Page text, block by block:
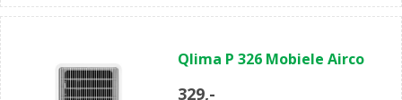
van
Qlima P 326 Mobiele Airco
329,-